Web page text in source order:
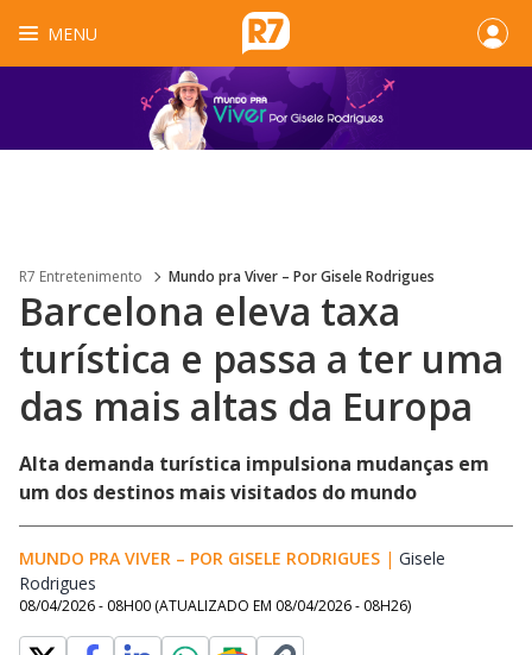
MENU
R7 Entretenimento Mundo pra Viver – Por Gisele Rodrigues
Barcelona eleva taxa
turística e passa a ter uma
das mais altas da Europa
Alta demanda turística impulsiona mudanças em
um dos destinos mais visitados do mundo
MUNDO PRA VIVER – POR GISELE RODRIGUES | Gisele
Rodrigues
08/04/2026 - 08H00 (ATUALIZADO EM 08/04/2026 - 08H26)